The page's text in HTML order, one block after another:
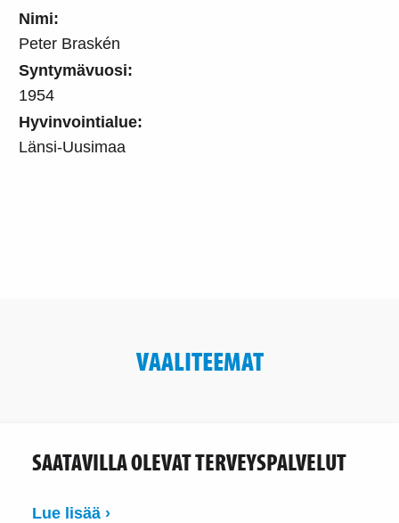
Nimi:
Peter Braskén
Syntymävuosi:
1954
Hyvinvointialue:
Länsi-Uusimaa
VAALITEEMAT
SAATAVILLA OLEVAT TERVEYSPALVELUT
Lue lisää ›